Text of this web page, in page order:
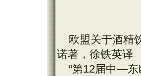
欧盟关于酒精
诺著，徐铁英译
“第12届中—东